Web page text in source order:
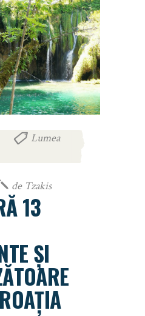
Lumea
de Tzakis
13
ȘI